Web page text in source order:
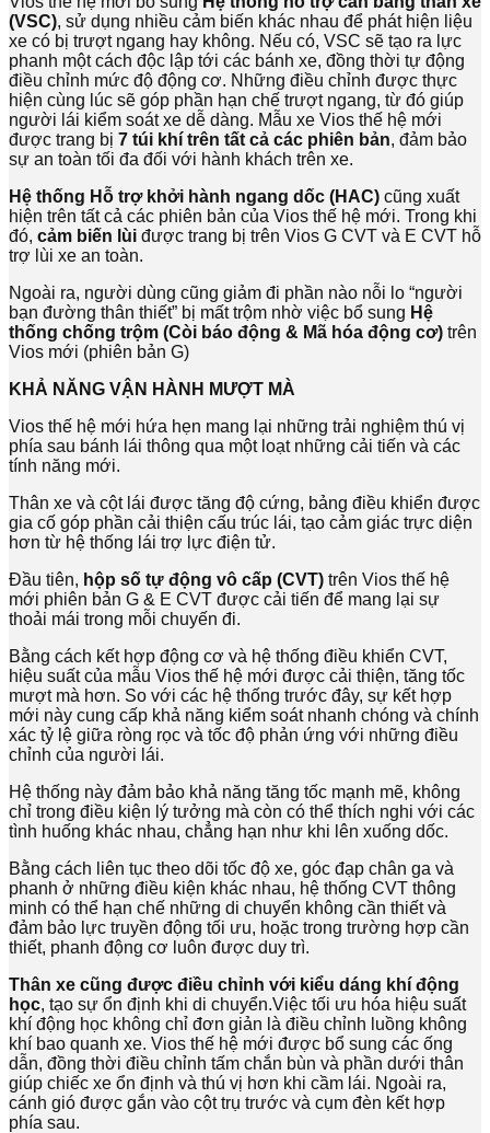
(VSC), sử dụng nhiều cảm biến khác nhau để phát hiện liệu
xe có bị trượt ngang hay không. Nếu có, VSC sẽ tạo ra lực
phanh một cách độc lập tới các bánh xe, đồng thời tự động
điều chỉnh mức độ động cơ. Những điều chỉnh được thực
hiện cùng lúc sẽ góp phần hạn chế trượt ngang, từ đó giúp
người lái kiểm soát xe dễ dàng. Mẫu xe Vios thế hệ mới
được trang bị 7 túi khí trên tất cả các phiên bản, đảm bảo
sự an toàn tối đa đối với hành khách trên xe.
Hệ thống Hỗ trợ khởi hành ngang dốc (HAC) cũng xuất
hiện trên tất cả các phiên bản của Vios thế hệ mới. Trong khi
đó, cảm biến lùi được trang bị trên Vios G CVT và E CVT hỗ
trợ lùi xe an toàn.
Ngoài ra, người dùng cũng giảm đi phần nào nỗi lo “người
bạn đường thân thiết” bị mất trộm nhờ việc bổ sung Hệ
thống chống trộm (Còi báo động & Mã hóa động cơ) trên
Vios mới (phiên bản G)
KHẢ NĂNG VẬN HÀNH MƯỢT MÀ
Vios thế hệ mới hứa hẹn mang lại những trải nghiệm thú vị
phía sau bánh lái thông qua một loạt những cải tiến và các
tính năng mới.
Thân xe và cột lái được tăng độ cứng, bảng điều khiển được
gia cố góp phần cải thiện cấu trúc lái, tạo cảm giác trực diện
hơn từ hệ thống lái trợ lực điện tử.
Đầu tiên, hộp số tự động vô cấp (CVT) trên Vios thế hệ
mới phiên bản G & E CVT được cải tiến để mang lại sự
thoải mái trong mỗi chuyến đi.
Bằng cách kết hợp động cơ và hệ thống điều khiển CVT,
hiệu suất của mẫu Vios thế hệ mới được cải thiện, tăng tốc
mượt mà hơn. So với các hệ thống trước đây, sự kết hợp
mới này cung cấp khả năng kiểm soát nhanh chóng và chính
xác tỷ lệ giữa ròng rọc và tốc độ phản ứng với những điều
chỉnh của người lái.
Hệ thống này đảm bảo khả năng tăng tốc mạnh mẽ, không
chỉ trong điều kiện lý tưởng mà còn có thể thích nghi với các
tình huống khác nhau, chẳng hạn như khi lên xuống dốc.
Bằng cách liên tục theo dõi tốc độ xe, góc đạp chân ga và
phanh ở những điều kiện khác nhau, hệ thống CVT thông
minh có thể hạn chế những di chuyển không cần thiết và
đảm bảo lực truyền động tối ưu, hoặc trong trường hợp cần
thiết, phanh động cơ luôn được duy trì.
Thân xe cũng được điều chỉnh với kiểu dáng khí động
học, tạo sự ổn định khi di chuyển.Việc tối ưu hóa hiệu suất
khí động học không chỉ đơn giản là điều chỉnh luồng không
khí bao quanh xe. Vios thế hệ mới được bổ sung các ống
dẫn, đồng thời điều chỉnh tấm chắn bùn và phần dưới thân
giúp chiếc xe ổn định và thú vị hơn khi cầm lái. Ngoài ra,
cánh gió được gắn vào cột trụ trước và cụm đèn kết hợp
phía sau.